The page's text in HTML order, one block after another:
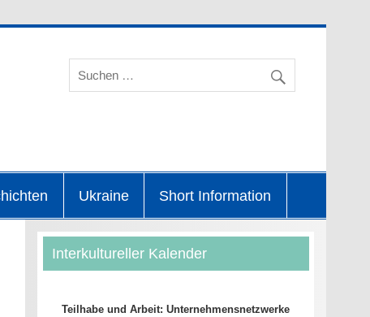
Kreis
Ukraine Short Information
Interkultureller Kalender
Teilhabe und Arbeit: Unternehmensnetzwerke